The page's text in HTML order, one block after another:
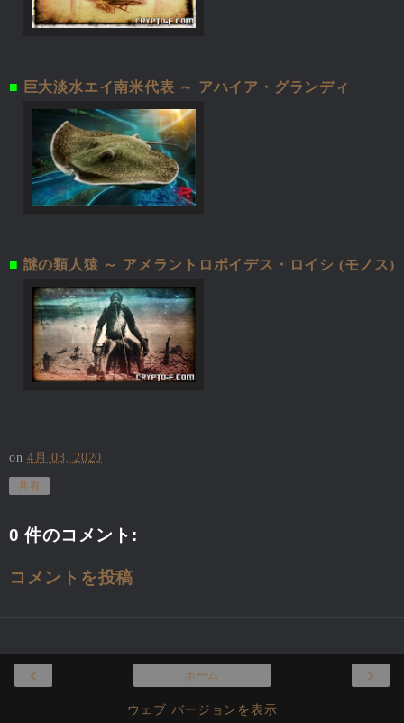
■ 巨大淡水エイ南米代表 ～ アハイア・グランディ
■ 謎の類人猿 ～ アメラントロポイデス・ロイシ (モノス)
on4月 03, 2020
共有
0 件のコメント:
コメントを投稿
‹ ›
ホーム
ウェブ バージョンを表示